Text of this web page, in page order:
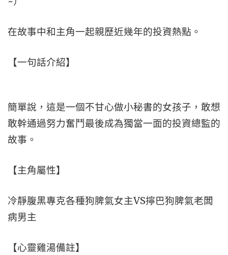
在故事中和主角一起親歷近幾年的投資熱點。
【一句話介紹】
簡單說，這是一個不甘心做小秘書的女孩子，敢想
敢幹通過努力奮鬥最後成為獨當一面的投資總監的
故事。
【主角屬性】
冷靜腹黑專克各種狗脾氣女主VS擰巴狗脾氣老闆
病男主
【心靈雞湯備註】